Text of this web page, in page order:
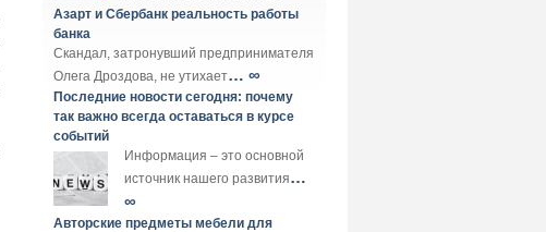
Азарт и Сбербанк реальность работы
банка
Скандал, затронувший предпринимателя
Олега Дроздова, не утихает… ∞
Последние новости сегодня: почему
так важно всегда оставаться в курсе
событий
Информация – это основной
источник нашего развития…
∞
Авторские предметы мебели для